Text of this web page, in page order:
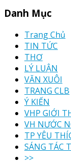
Danh Mục
Trang Chủ
TIN TỨC
THƠ
LÝ LUẬN
VĂN XUÔI
TRANG CLB
Ý KIẾN
VHP GIỚI
VH NƯỚC
TP YÊU
SÁNG TÁC
>>